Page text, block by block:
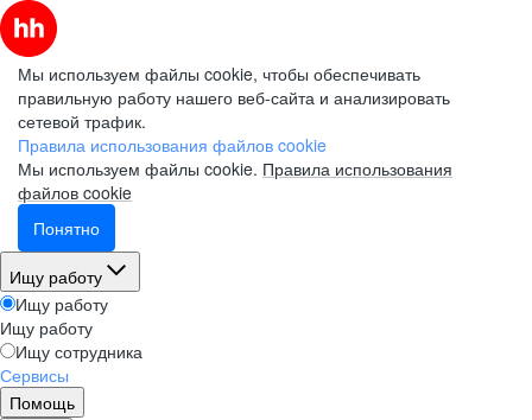
Мы используем файлы cookie, чтобы обеспечивать
правильную работу нашего веб-сайта и анализировать
сетевой трафик.
Правила использования файлов cookie
Мы используем файлы cookie. Правила использования
файлов cookie
Понятно
Ищу работу
Ищу работу
Ищу работу
Ищу сотрудника
Сервисы
Помощь